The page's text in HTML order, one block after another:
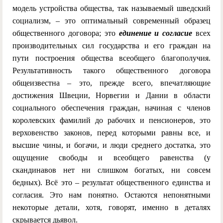
модель устройства общества, так называемый шведский
социализм, – это оптимальный современный образец
общественного договора; это единение и согласие всех
производительных сил государства и его граждан на
пути построения общества всеобщего благополучия.
Результативность такого общественного договора
общеизвестна – это, прежде всего, впечатляющие
достижения Швеции, Норвегии и Дании в области
социального обеспечения граждан, начиная с членов
королевских фамилий до рабочих и пенсионеров, это
верховенство законов, перед которыми равны все, и
высшие чины, и богачи, и люди среднего достатка, это
ощущение свободы и всеобщего равенства (у
скандинавов нет ни слишком богатых, ни совсем
бедных). Всё это – результат общественного единства и
согласия. Это нам понятно. Остаются непонятными
некоторые детали, хотя, говорят, именно в деталях
скрывается дьявол.